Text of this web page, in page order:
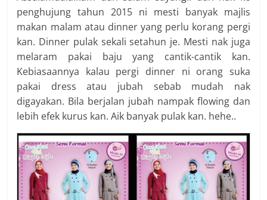
penghujung tahun 2015 ni mesti banyak majlis
makan malam atau dinner yang perlu korang pergi
kan. Dinner pulak sekali setahun je. Mesti nak juga
melaram pakai baju yang cantik-cantik kan.
Kebiasaannya kalau pergi dinner ni orang suka
pakai dress atau jubah sebab mudah nak
digayakan. Bila berjalan jubah nampak flowing dan
lebih efek kurus kan. Aik banyak pulak kan. hehe..